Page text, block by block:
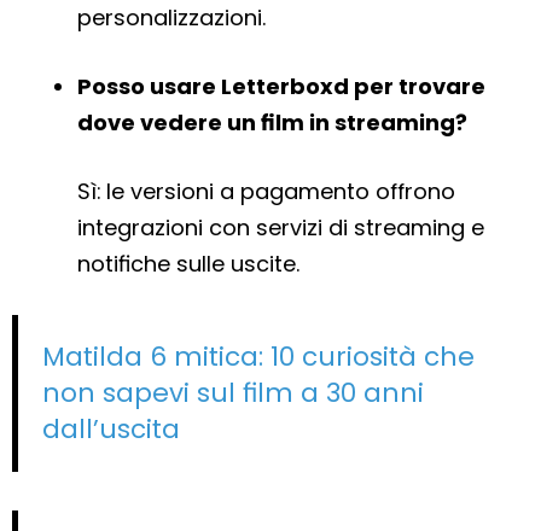
personalizzazioni.
Posso usare Letterboxd per trovare
dove vedere un film in streaming?
Sì: le versioni a pagamento offrono
integrazioni con servizi di streaming e
notifiche sulle uscite.
Matilda 6 mitica: 10 curiosità che
non sapevi sul film a 30 anni
dall’uscita